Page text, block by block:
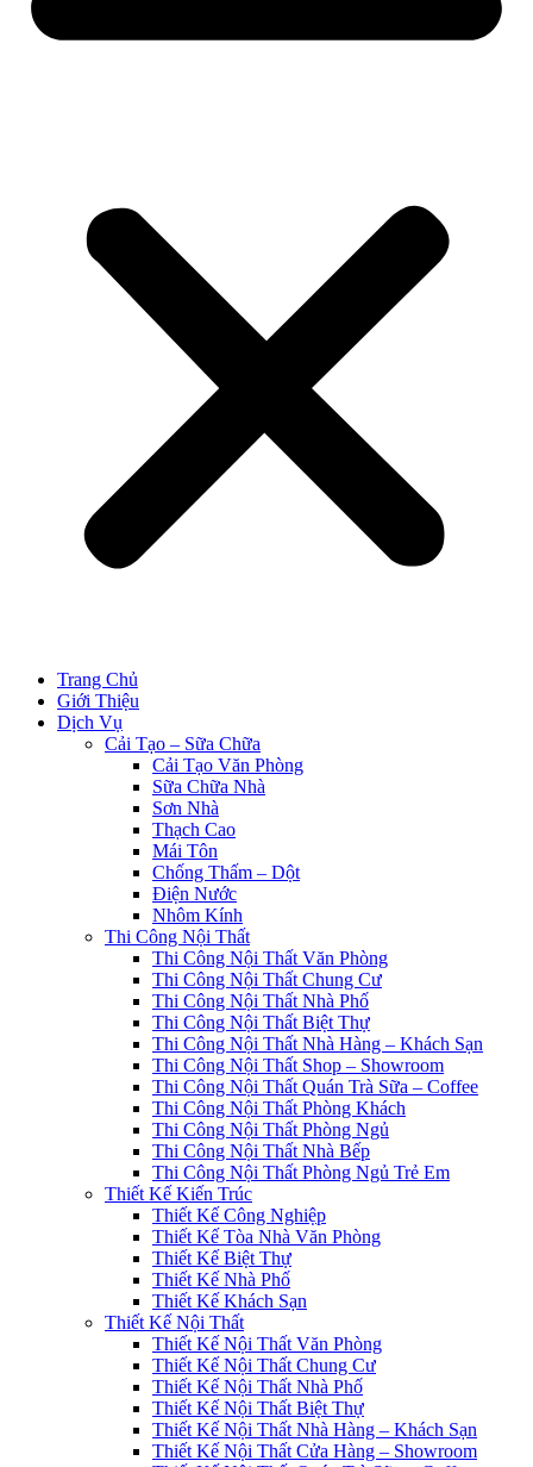
Trang Chủ
Giới Thiệu
Dịch Vụ
Cải Tạo – Sữa Chữa
Cải Tạo Văn Phòng
Sữa Chữa Nhà
Sơn Nhà
Thạch Cao
Mái Tôn
Chống Thấm – Dột
Điện Nước
Nhôm Kính
Thi Công Nội Thất
Thi Công Nội Thất Văn Phòng
Thi Công Nội Thất Chung Cư
Thi Công Nội Thất Nhà Phố
Thi Công Nội Thất Biệt Thự
Thi Công Nội Thất Nhà Hàng – Khách Sạn
Thi Công Nội Thất Shop – Showroom
Thi Công Nội Thất Quán Trà Sữa – Coffee
Thi Công Nội Thất Phòng Khách
Thi Công Nội Thất Phòng Ngủ
Thi Công Nội Thất Nhà Bếp
Thi Công Nội Thất Phòng Ngủ Trẻ Em
Thiết Kế Kiến Trúc
Thiết Kế Công Nghiệp
Thiết Kế Tòa Nhà Văn Phòng
Thiết Kế Biệt Thự
Thiết Kế Nhà Phố
Thiết Kế Khách Sạn
Thiết Kế Nội Thất
Thiết Kế Nội Thất Văn Phòng
Thiết Kế Nội Thất Chung Cư
Thiết Kế Nội Thất Nhà Phố
Thiết Kế Nội Thất Biệt Thự
Thiết Kế Nội Thất Nhà Hàng – Khách Sạn
Thiết Kế Nội Thất Cửa Hàng – Showroom